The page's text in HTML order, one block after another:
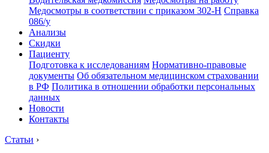
Медосмотры в соответствии с приказом 302-Н Справка
086/у
Анализы
Скидки
Пациенту
Подготовка к исследованиям Нормативно-правовые
документы Об обязательном медицинском страховании
в РФ Политика в отношении обработки персональных
данных
Новости
Контакты
Статьи ›